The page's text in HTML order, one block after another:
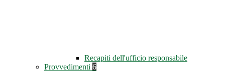
Recapiti dell'ufficio responsabile
Provvedimenti 6